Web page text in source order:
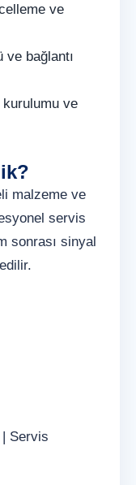
ve
bağlantı
kurulumu ve
malzeme ve
servis
sonrası sinyal
| Servis